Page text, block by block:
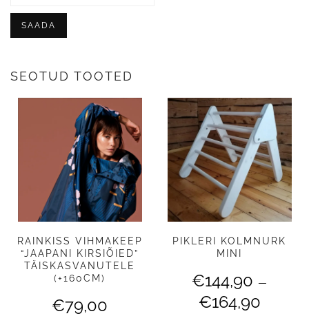
SEOTUD TOOTED
RAINKISS VIHMAKEEP
“JAAPANI KIRSIÕIED”
TÄISKASVANUTELE
(+160CM)
€79,00
PIKLERI KOLMNURK
MINI
€144,90 –
€164,90